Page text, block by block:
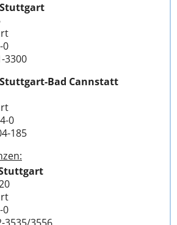
0
3300
Bad Cannstatt
0
185
0